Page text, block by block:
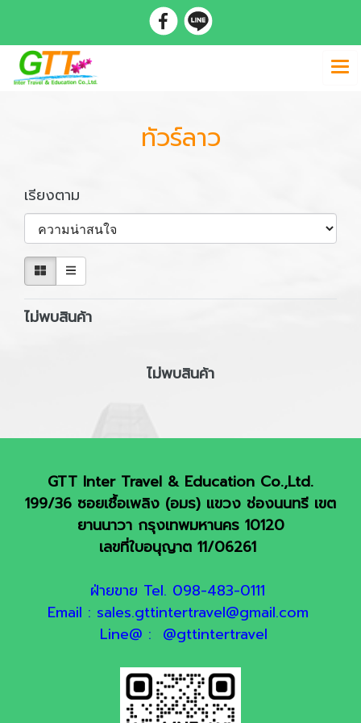
ทัวร์ลาว
เรียงตาม
ไม่พบสินค้า
ไม่พบสินค้า
GTT Inter Travel & Education Co.,Ltd.
199/36 ซอยเชื้อเพลิง (อมร) แขวง ช่องนนทรี เขต
ยานนาวา กรุงเทพมหานคร 10120
เลขที่ใบอนุญาต 11/06261
ฝ่ายขาย Tel. 098-483-0111
Email : sales.gttintertravel@gmail.com
Line@ : @gttintertravel